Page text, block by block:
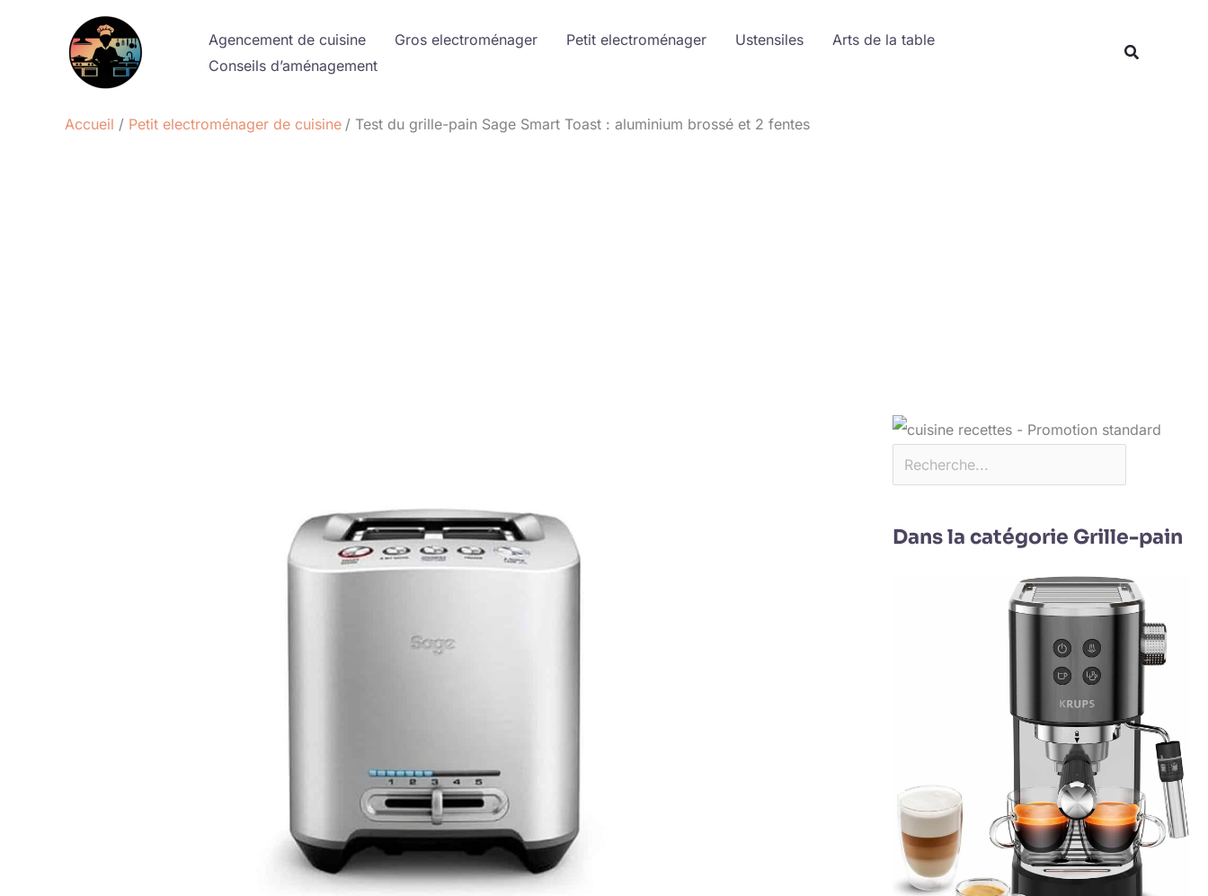
Agencement de cuisine Gros electroménager Petit electroménager Ustensiles
Arts de la table
Conseils d’aménagement
Accueil Petit electroménager de cuisine Test du grille-pain Sage Smart Toast : aluminium brossé et 2 fentes
Dans la catégorie Grille-pain